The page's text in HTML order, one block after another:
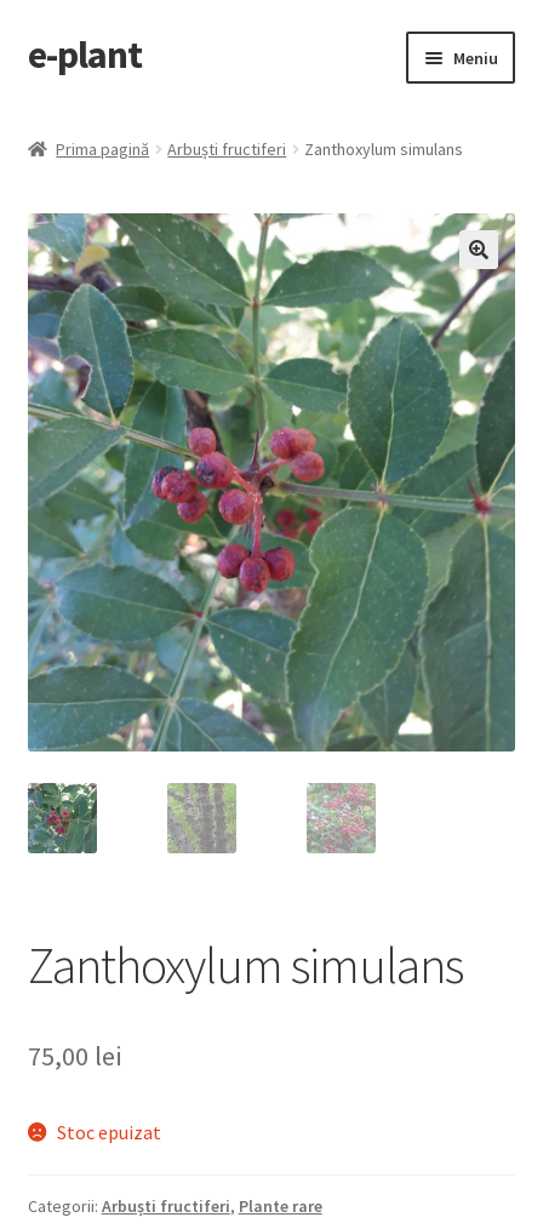
Sari
la
Sari
la
e-plant Meniu
copil
Contact
Checkout
Prima pagină Arbuști fructiferi Zanthoxylum simulans
🔍
Zanthoxylum simulans
75,00 lei
Stoc epuizat
Categorii: Arbuști fructiferi, Plante rare